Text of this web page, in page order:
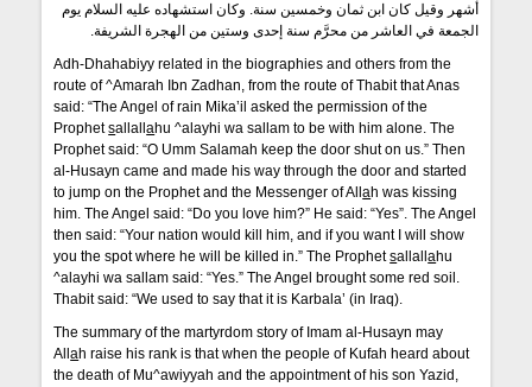
أشهر وقيل كان ابن ثمان وخمسين سنة. وكان استشهاده عليه السلام يوم
الجمعة في العاشر من محرَّم سنة إحدى وستين من الهجرة الشريفة.
Adh-Dhahabiyy related in the biographies and others from the
route of ^Amarah Ibn Zadhan, from the route of Thabit that Anas
said: “The Angel of rain Mika’il asked the permission of the
Prophetsallallahu ^alayhi wa sallam to be with him alone. The
Prophet said: “O Umm Salamah keep the door shut on us.” Then
al-Husayn came and made his way through the door and started
to jump on the Prophet and the Messenger of Allah was kissing
him. The Angel said: “Do you love him?” He said: “Yes”. The Angel
then said: “Your nation would kill him, and if you want I will show
you the spot where he will be killed in.” The Prophetsallallahu
^alayhi wa sallam said: “Yes.” The Angel brought some red soil.
Thabit said: “We used to say that it is Karbala’ (in Iraq).
The summary of the martyrdom story of Imam al-Husayn may
Allah raise his rank is that when the people of Kufah heard about
the death of Mu^awiyyah and the appointment of his son Yazid,